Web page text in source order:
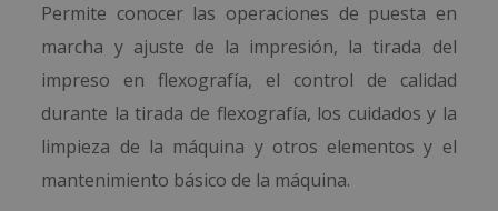
Permite conocer las operaciones de puesta en
marcha y ajuste de la impresión, la tirada del
impreso en flexografía, el control de calidad
durante la tirada de flexografía, los cuidados y la
limpieza de la máquina y otros elementos y el
mantenimiento básico de la máquina.